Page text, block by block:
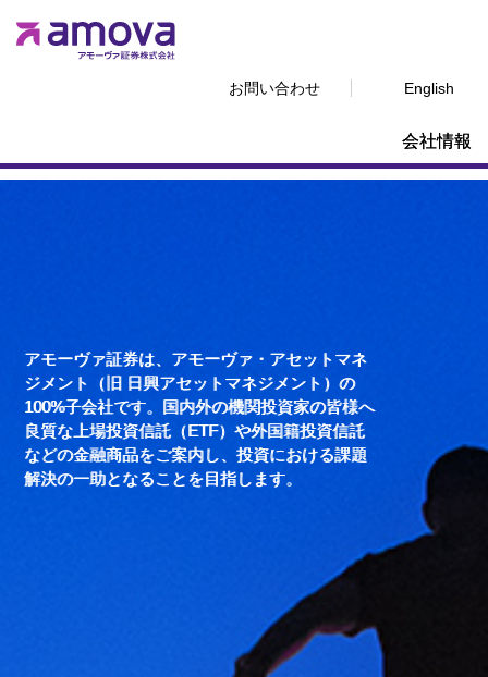
お問い合わせ English
会社情報
アモーヴァ証券は、アモーヴァ・アセットマネ
ジメント（旧 日興アセットマネジメント）の
100%子会社です。国内外の機関投資家の皆様へ
良質な上場投資信託（ETF）や外国籍投資信託
などの金融商品をご案内し、投資における課題
解決の一助となることを目指します。